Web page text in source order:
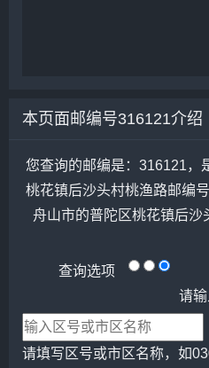
本页面邮编号316121介绍
您查询的邮编是：316121，
桃花镇后沙头村桃渔路邮编
舟山市的普陀区桃花镇后沙
查询选项
请输
请填写区号或市区名称，如